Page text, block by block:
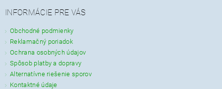
INFORMÁCIE PRE VÁS
Obchodné podmienky
Reklamačný poriadok
Ochrana osobných údajov
Spôsob platby a dopravy
Alternatívne riešenie sporov
Kontaktné údaje